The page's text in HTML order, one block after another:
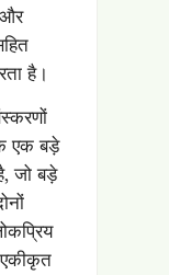
और
है।
एक बड़े
जो बड़े